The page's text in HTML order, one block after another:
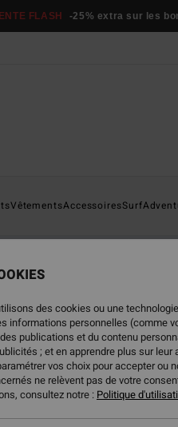
FLASH -25% extra sur les
VêtementsAccessoiresSurf
des cookies ou une
informations personnelles (comme
publications et du contenu
; et en apprendre plus sur
vos choix pour accepter
ne relèvent pas de votre
consultez notre : Politique